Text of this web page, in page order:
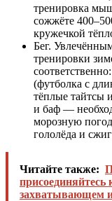
тренировка
сожжёте
кружечкой
Бег.
тренировки
(футболка с
тёплые тайтсы
и баф —
морозную
гололёда и
Читайте также:
захватывающем